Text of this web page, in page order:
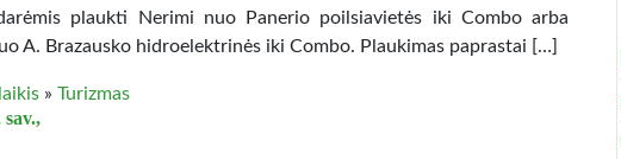
plaukti Nerimi nuo Panerio poilsiavietės iki Combo arba
A. Brazausko hidroelektrinės iki Combo. Plaukimas paprastai […]
» Turizmas